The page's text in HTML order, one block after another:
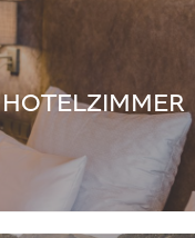
HOTELZIMMER